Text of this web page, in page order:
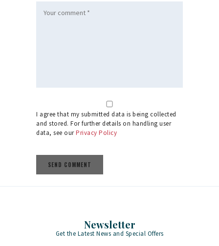
I agree that my submitted data is being collected
and stored. For further details on handling user
data, see ourPrivacy Policy
Newsletter
Get the Latest News and Special Offers